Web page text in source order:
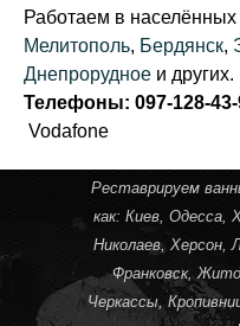
Работаем в населённых
Мелитополь, Бердянск,
Днепрорудное и других.
Телефоны: 097-128-43-
Vodafone
Реставрируем
как: Киев, Одесса,
Николаев, Херсон,
Франковск,
Черкассы,